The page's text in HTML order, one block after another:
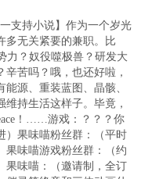
支持小说】作为一个岁光
多无关紧要的兼职。比
？奴役噬极兽？研发大
苦吗？哦，也还好啦，
源、重装蓝图、晶骸、
持生活这样子。毕竟，
！……游戏：？？？你
）果味喵粉丝群：（平时
果味喵游戏粉丝群：（约
果味喵：（邀请制，全订